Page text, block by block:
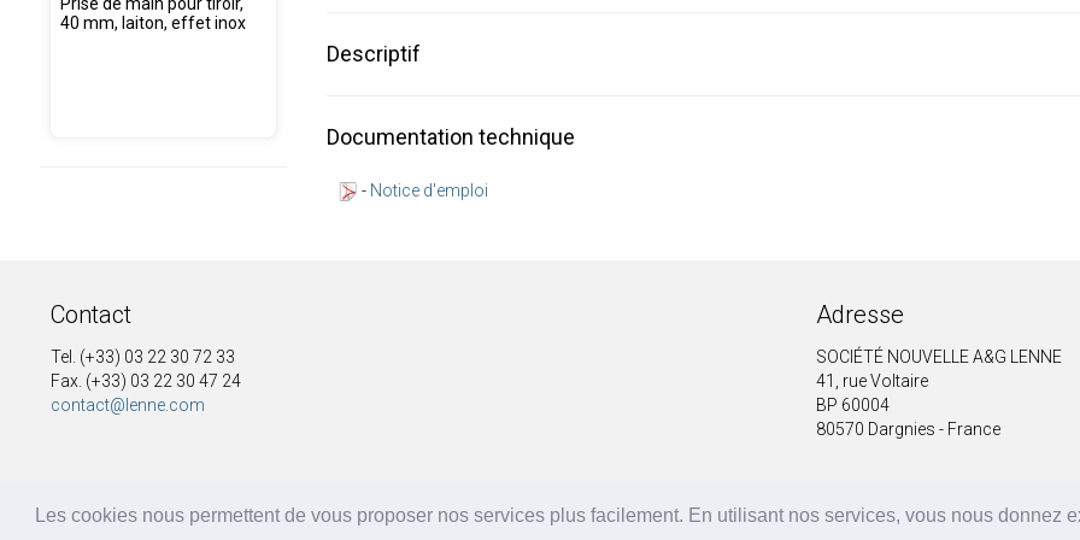
Les cookies nous permettent de vous proposer nos services plus facilement. En utilisant nos services, vous nous donnez
40 mm, laiton, effet inox
Descriptif
Documentation technique
- Notice d'emploi
Contact
Tel. (+33) 03 22 30 72 33
Fax. (+33) 03 22 30 47 24
contact@lenne.com
Adresse
SOCIÉTÉ NOUVELLE A&G LENNE
41, rue Voltaire
BP 60004
80570 Dargnies - France